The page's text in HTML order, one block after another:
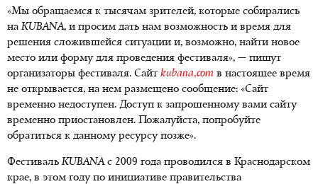
«Мы обращаемся к тысячам зрителей, которые собирались
наKUBANA, и просим дать нам возможность и время для
решения сложившейся ситуации и, возможно, найти новое
место или форму для проведения фестиваля», — пишут
организаторы фестиваля. Сайт kubana,com в настоящее время
не открывается, на нем размещено сообщение: «Сайт
временно недоступен. Доступ к запрошенному вами сайту
временно приостановлен. Пожалуйста, попробуйте
обратиться к данному ресурсу позже».
ФестивальKUBANAс 2009 года проводился в Краснодарском
крае, в этом году по инициативе правительства